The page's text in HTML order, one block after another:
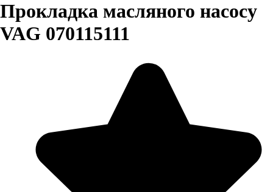
Прокладка масляного насосу
VAG 070115111